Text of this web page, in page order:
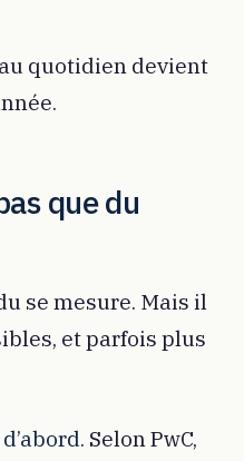
quotidien devient
que du
se mesure. Mais il
et parfois plus
Selon PwC,